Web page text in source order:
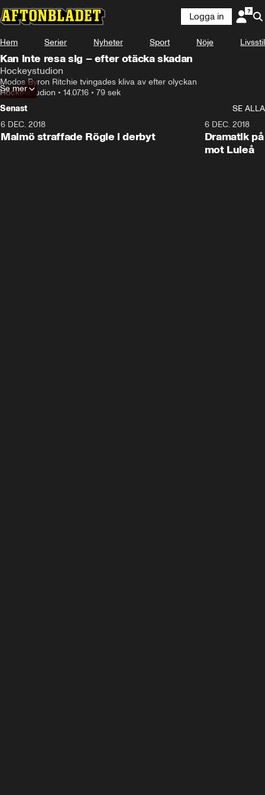
Logga in
Hem Serier Nyheter Sport Nöje Livsstil
Kan inte resa sig – efter otäcka skadan
Hockeystudion
Modos Byron Ritchie tvingades kliva av efter olyckan
Hockeystudion • 14.07.16 • 79 sek
Se mer
Senast
SE ALLA
6 DEC. 2018
Malmö straffade Rögle i derbyt
6 DEC. 2018
Dramatik
mot Luleå